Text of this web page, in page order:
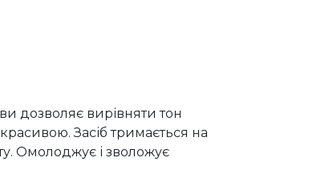
дозволяє вирівняти тон
Засіб тримається на
Омолоджує і зволожує